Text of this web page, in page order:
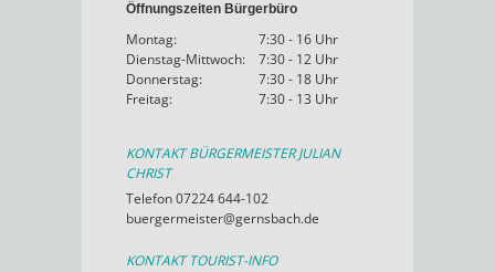
Öffnungszeiten Bürgerbüro
Montag:
7:30 - 16 Uhr
Dienstag-Mittwoch:
7:30 - 12 Uhr
Donnerstag:
7:30 - 18 Uhr
Freitag:
7:30 - 13 Uhr
KONTAKT BÜRGERMEISTER JULIAN
CHRIST
Telefon 07224 644-102
buergermeister@gernsbach.de
KONTAKT TOURIST-INFO